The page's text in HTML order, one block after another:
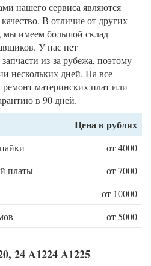
нашего сервиса являются
В отличие от других
мы имеем большой склад
У нас нет
из-за рубежа, поэтому
нескольких дней. На все
материнских плат или
в 90 дней.
Цена в рублях
от 4000
платы
от 7000
от 10000
от 5000
24 A1224 A1225